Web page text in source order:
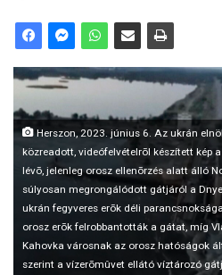
e
i
l
Herszon, 2023. június 6. Az ukrán
közreadott, videófelvételrõl készített kép
lévõ, jelenleg orosz ellenõrzés alatt álló
súlyosan megrongálódott gátjáról a
ukrán fegyveres erõk déli
orosz erõk felrobbantották a gátat, míg
Kahovka városnak az orosz hatóságok
szerint a vízerõmûvet ellátó víztározó